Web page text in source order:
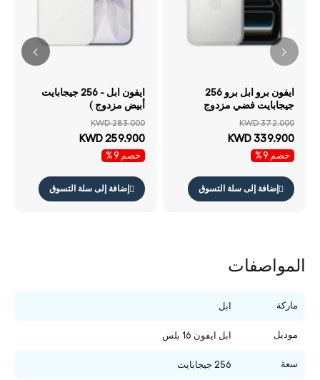
ايفون برو ابل برو 256
جيجابايت فضي مزدوج
KWD 372.000
KWD 339.900
خصم 9%
إضافة إلى سلة التسوق
ايفون ابل - 256 جيجابايت
أبيض مزدوج )
KWD 283.000
KWD 259.900
خصم 9%
إضافة إلى سلة التسوق
المواصفات
ماركة ابل
موديل ابل ايفون 16 بلس
سعة 256 جيجابايت